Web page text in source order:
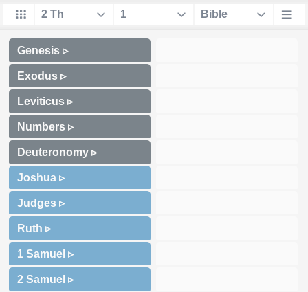
Genesis ▹
Exodus ▹
Leviticus ▹
Numbers ▹
Deuteronomy ▹
Joshua ▹
Judges ▹
Ruth ▹
1 Samuel ▹
2 Samuel ▹